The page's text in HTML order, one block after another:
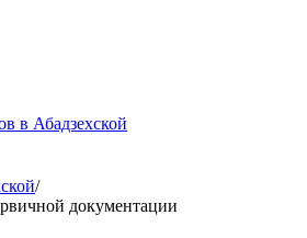
в Абадзехской
/
документации